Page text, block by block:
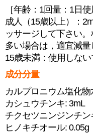
［年齢：1回量：1日使
成人（15歳以上）：
ッサージして下さい
多い場合は，適宜減量
15歳未満：使用しない
成分分量
カルプロニウム塩化物
カシュウチンキ: 3mL
チクセツニンジンチン
ヒノキチオール: 0.05g